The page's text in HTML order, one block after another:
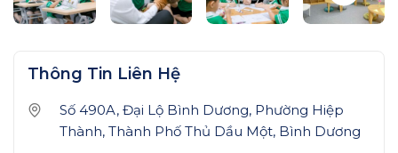
Thông Tin Liên Hệ
Số 490A, Đại Lộ Bình Dương, Phường Hiệp
Thành, Thành Phố Thủ Dầu Một, Bình Dương